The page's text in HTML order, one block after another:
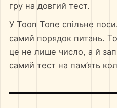
гру на довгий тест.
У Toon Tone спільне
самий порядок питань.
це не лише число, а й
самий тест на пам’ять